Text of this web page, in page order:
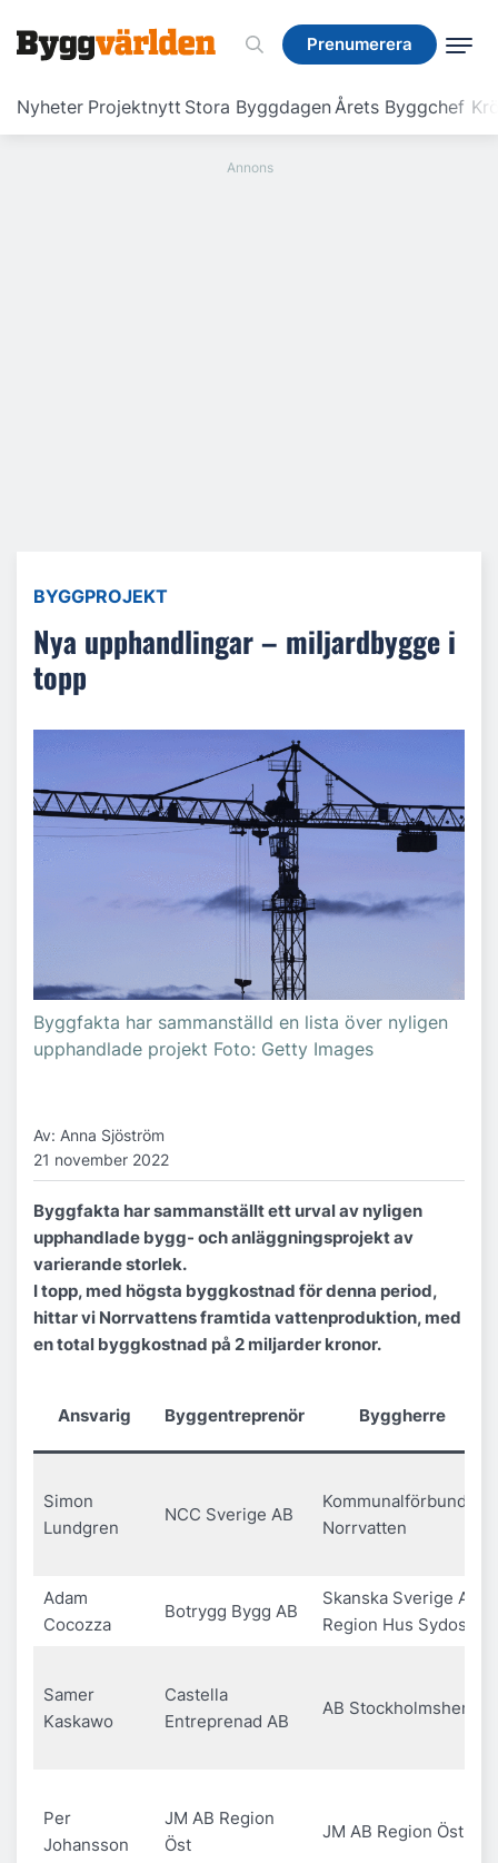
Prenumerera
Nyheter Projektnytt Stora ByggdagenÅrets Byggchef
Prenumerera
BYGGPROJEKT
Nya upphandlingar – miljardbygge i
topp
Byggfakta har sammanställd en lista över nyligen
upphandlade projekt Foto: Getty Images
Av: Anna Sjöström
21 november 2022
Byggfakta har sammanställt ett urval av nyligen
upphandlade bygg- och anläggningsprojekt av
varierande storlek.
I topp, med högsta byggkostnad för denna period,
hittar vi Norrvattens framtida vattenproduktion, med
en total byggkostnad på 2 miljarder kronor.
Ansvarig Byggentreprenör Byggherre
Simon
Lundgren
NCC Sverige AB
Kommunalförbundet
Norrvatten
Adam
Cocozza
Botrygg Bygg AB
Skanska Sverige AB
Region Hus Sydost
Samer
Kaskawo
Castella
Entreprenad AB
AB Stockholmshem
Per
Johansson
JM AB Region
Öst
JM AB Region Öst